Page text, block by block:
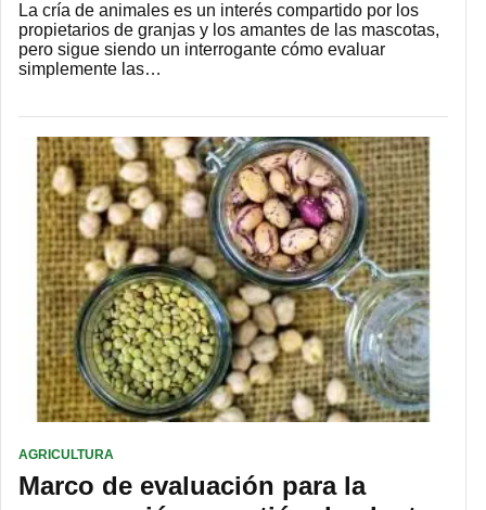
La cría de animales es un interés compartido por los
propietarios de granjas y los amantes de las mascotas,
pero sigue siendo un interrogante cómo evaluar
simplemente las…
AGRICULTURA
Marco de evaluación para la